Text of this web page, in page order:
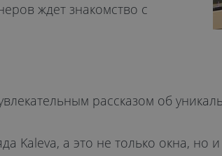
ждет знакомство с
рассказом об
Kaleva, а это не только окна,